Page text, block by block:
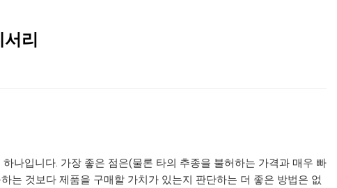
리
나입니다. 가장 좋은 점은(물론 타의 추종을 불허하는 가격과 매우 빠
는 것보다 제품을 구매할 가치가 있는지 판단하는 더 좋은 방법은 없